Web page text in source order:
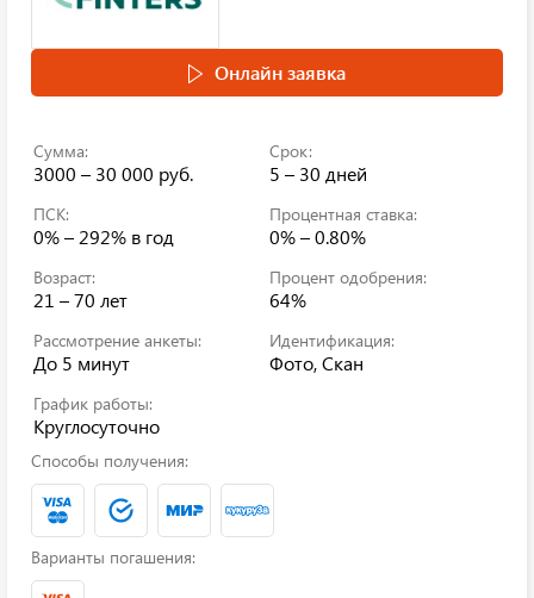
Онлайн заявка
Сумма:
3000 – 30 000 руб.
Срок:
5 – 30 дней
ПСК:
0% – 292% в год
Процентная ставка:
0% – 0.80%
Возраст:
21 – 70 лет
Процент одобрения:
64%
Рассмотрение анкеты:
До 5 минут
Идентификация:
Фото, Скан
График работы:
Круглосуточно
Способы получения:
Варианты погашения: